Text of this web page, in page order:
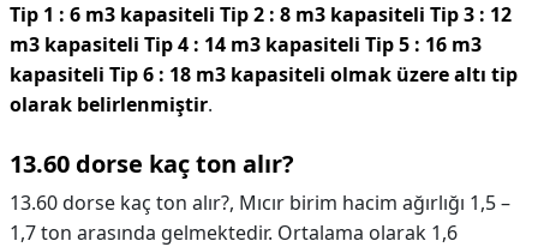
Tip 1 : 6 m3 kapasiteli Tip 2 : 8 m3 kapasiteli Tip 3 : 12
m3 kapasiteli Tip 4 : 14 m3 kapasiteli Tip 5 : 16 m3
kapasiteli Tip 6 : 18 m3 kapasiteli olmak üzere altı tip
olarak belirlenmiştir.
13.60 dorse kaç ton alır?
13.60 dorse kaç ton alır?, Mıcır birim hacim ağırlığı 1,5 –
1,7 ton arasında gelmektedir. Ortalama olarak 1,6